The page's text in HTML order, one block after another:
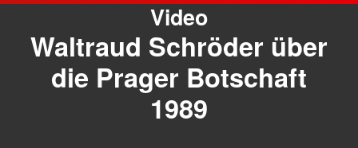
Video
Waltraud Schröder über
die Prager Botschaft
1989